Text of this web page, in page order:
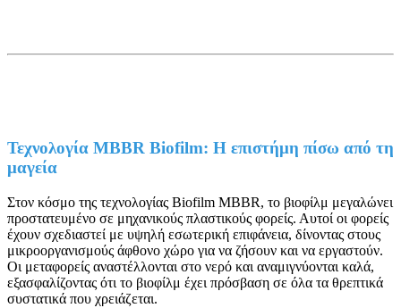
Τεχνολογία MBBR Biofilm: Η επιστήμη πίσω από τη
μαγεία
Στον κόσμο της τεχνολογίας Biofilm MBBR, το βιοφίλμ μεγαλώνει
προστατευμένο σε μηχανικούς πλαστικούς φορείς. Αυτοί οι φορείς
έχουν σχεδιαστεί με υψηλή εσωτερική επιφάνεια, δίνοντας στους
μικροοργανισμούς άφθονο χώρο για να ζήσουν και να εργαστούν.
Οι μεταφορείς αναστέλλονται στο νερό και αναμιγνύονται καλά,
εξασφαλίζοντας ότι το βιοφίλμ έχει πρόσβαση σε όλα τα θρεπτικά
συστατικά που χρειάζεται.